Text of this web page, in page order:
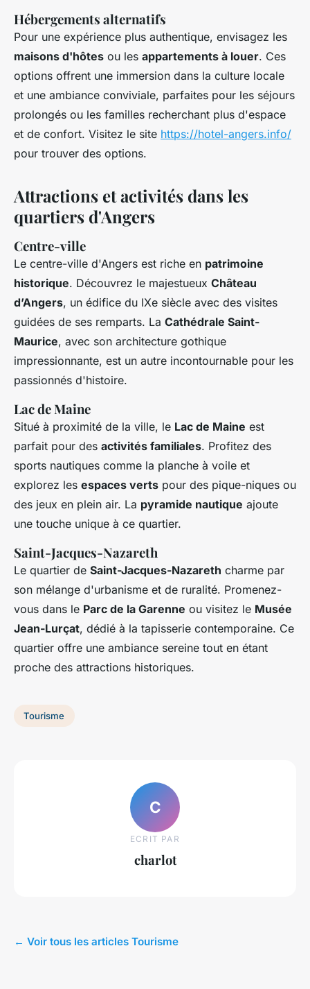
Hébergements alternatifs
Pour une expérience plus authentique, envisagez les
maisons d'hôtes ou les appartements à louer. Ces
options offrent une immersion dans la culture locale
et une ambiance conviviale, parfaites pour les séjours
prolongés ou les familles recherchant plus d'espace
et de confort. Visitez le site https://hotel-angers.info/
pour trouver des options.
Attractions et activités dans les
quartiers d'Angers
Centre-ville
Le centre-ville d'Angers est riche en patrimoine
historique. Découvrez le majestueux Château
d’Angers, un édifice du IXe siècle avec des visites
guidées de ses remparts. La Cathédrale Saint-
Maurice, avec son architecture gothique
impressionnante, est un autre incontournable pour les
passionnés d'histoire.
Lac de Maine
Situé à proximité de la ville, le Lac de Maine est
parfait pour des activités familiales. Profitez des
sports nautiques comme la planche à voile et
explorez les espaces verts pour des pique-niques ou
des jeux en plein air. La pyramide nautique ajoute
une touche unique à ce quartier.
Saint-Jacques-Nazareth
Le quartier de Saint-Jacques-Nazareth charme par
son mélange d'urbanisme et de ruralité. Promenez-
vous dans le Parc de la Garenne ou visitez le Musée
Jean-Lurçat, dédié à la tapisserie contemporaine. Ce
quartier offre une ambiance sereine tout en étant
proche des attractions historiques.
Tourisme
C
ECRIT PAR
charlot
← Voir tous les articles Tourisme